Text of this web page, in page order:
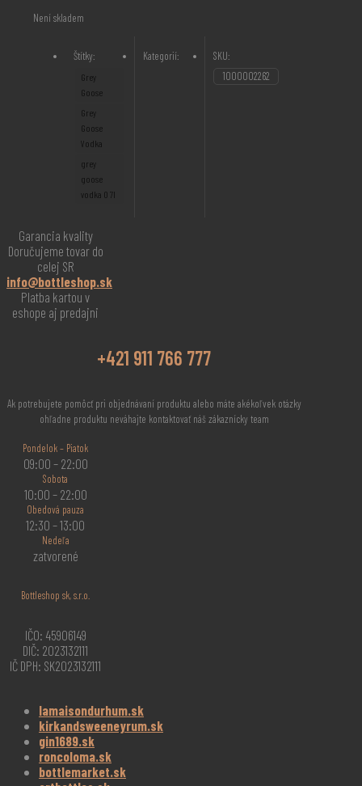
Není skladem
Štítky:
Grey
Goose
Grey
Goose
Vodka
grey
goose
vodka 0 7l
Kategorií:
SKU:
1000002262
Garancia kvality
Doručujeme tovar do
celej SR
info@bottleshop.sk
Platba kartou v
eshope aj predajni
+421 911 766 777
Ak potrebujete pomôcť pri objednávaní produktu alebo máte akékoľvek otázky
ohľadne produktu neváhajte kontaktovať náš zákaznícky team
Pondelok – Piatok
09:00 – 22:00
Sobota
10:00 – 22:00
Obedová pauza
12:30 – 13:00
Nedeľa
zatvorené
Bottleshop sk, s.r.o.
IČO: 45906149
DIČ: 2023132111
IČ DPH: SK2023132111
lamaisondurhum.sk
kirkandsweeneyrum.sk
gin1689.sk
roncoloma.sk
bottlemarket.sk